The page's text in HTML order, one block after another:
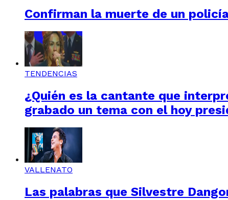
Confirman la muerte de un
TENDENCIAS
¿Quién es la cantante que
grabado un tema con el hoy
VALLENATO
Las palabras que Silvestre